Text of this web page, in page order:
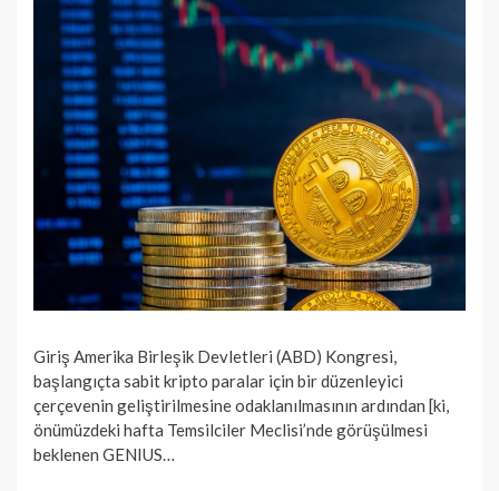
Giriş Amerika Birleşik Devletleri (ABD) Kongresi,
başlangıçta sabit kripto paralar için bir düzenleyici
çerçevenin geliştirilmesine odaklanılmasının ardından [ki,
önümüzdeki hafta Temsilciler Meclisi’nde görüşülmesi
beklenen GENIUS…